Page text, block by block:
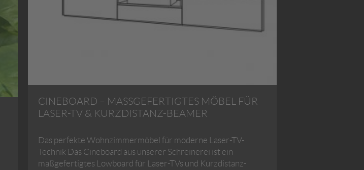
CINEBOARD – MASSGEFERTIGTES MÖBEL FÜR L
ASER-TV & KURZDISTANZ-BEAMER
Das perfekte Wohnzimmermöbel für moderne Laser-TV-
Technik Das Cineboard aus unserer Schreinerei ist ein
maßgefertigtes Lowboard für Laser-TVs und Kurzdistanz-